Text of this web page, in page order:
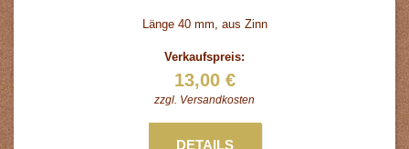
Länge 40 mm, aus Zinn
Verkaufspreis:
13,00 €
zzgl. Versandkosten
DETAILS